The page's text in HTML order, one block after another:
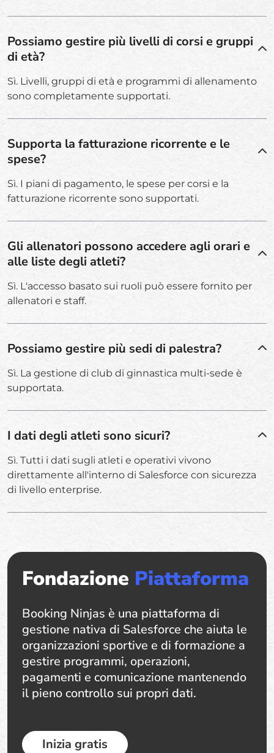
Possiamo gestire più livelli di corsi e gruppi
di età?
Sì. Livelli, gruppi di età e programmi di allenamento
sono completamente supportati.
Supporta la fatturazione ricorrente e le
spese?
Sì. I piani di pagamento, le spese per corsi e la
fatturazione ricorrente sono supportati.
Gli allenatori possono accedere agli orari e
alle liste degli atleti?
Sì. L'accesso basato sui ruoli può essere fornito per
allenatori e staff.
Possiamo gestire più sedi di palestra?
Sì. La gestione di club di ginnastica multi-sede è
supportata.
I dati degli atleti sono sicuri?
Sì. Tutti i dati sugli atleti e operativi vivono
direttamente all'interno di Salesforce con sicurezza
di livello enterprise.
Fondazione Piattaforma
Booking Ninjas è una piattaforma di
gestione nativa di Salesforce che aiuta le
organizzazioni sportive e di formazione a
gestire programmi, operazioni,
pagamenti e comunicazione mantenendo
il pieno controllo sui propri dati.
Inizia gratis